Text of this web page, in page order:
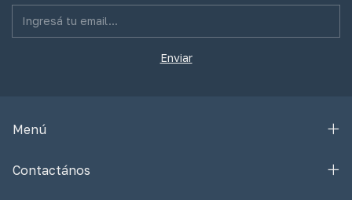
Menú
Contactános